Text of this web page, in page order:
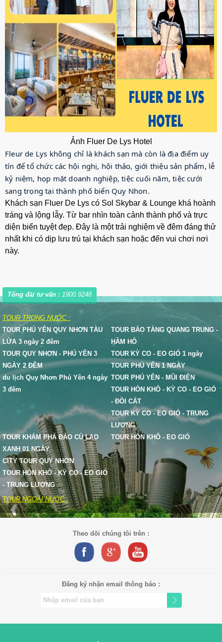
Ảnh Fluer De Lys Hotel
Fleur de Lys không chỉ là khách sạn mà còn là địa điểm uy
tín để tổ chức các hội nghị, hội thảo, giới thiệu sản phẩm, lễ
kỷ niệm, họp mặt doanh nghiệp, tiệc cuối năm, tiệc cưới
sang trọng tại thành phố biển Quy Nhon.
Khách sạn Fluer De Lys có Sol Skybar & Lounge khá hoành
tráng và lộng lẫy. Từ bar nhìn toàn cảnh thành phố và trực
diện biển tuyệt đẹp. Đây là một trải nghiệm về đêm đáng thử
nhất khi có dịp lưu trú tại khách sạn hoặc đến vui chơi nơi
này.
Tổng đài tư vấn : 1900.9248
TOUR TRONG NƯỚC :
TOUR PHÚ YÊN QUY NHƠN TÀU
LỬA 3 ngày 2 đêm
TOUR QUY NHƠN - PHÚ YÊN 3
NGÀY 2 ĐÊM
du lịch Quy Nhơn Phú Yên 4 ngày
3 đêm
TOUR BẢO TÀNG QUANG TRUNG -
HẦM HÔ
TOUR KỲ CO - EO GIÓ 1 ngày
TOUR PHÚ YÊN 1 NGÀY
TOUR PHÚ YÊN - MŨI ĐIỆN
TOUR HÒN KHÔ - KỲ CO - EO GIÓ
- ĐỒI CÁT
TOUR KỲ CO - EO GIÓ - TRUNG
LƯƠNG
TOUR KHÁM PHÁ ĐẢO CÙ LAO
XANH 01 NGÀY
CITY TOUR QUY NHƠN
TOUR HÒN KHÔ - KỲ CO - EO GIÓ
- TRUNG LƯƠNG
TOUR HÒN KHÔ - EO GIÓ
TOUR NGOÀI NƯỚC :
Theo dõi chúng tôi trên :
Đăng ký nhận email thông báo :